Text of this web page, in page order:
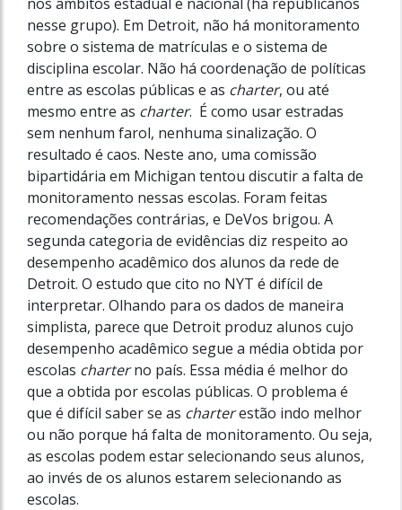
nesse grupo). Em Detroit, não há monitoramento
sobre o sistema de matrículas e o sistema de
disciplina escolar. Não há coordenação de políticas
entre as escolas públicas e as charter, ou até
mesmo entre as charter. É como usar estradas
sem nenhum farol, nenhuma sinalização. O
resultado é caos. Neste ano, uma comissão
bipartidária em Michigan tentou discutir a falta de
monitoramento nessas escolas. Foram feitas
recomendações contrárias, e DeVos brigou. A
segunda categoria de evidências diz respeito ao
desempenho acadêmico dos alunos da rede de
Detroit. O estudo que cito no NYT é difícil de
interpretar. Olhando para os dados de maneira
simplista, parece que Detroit produz alunos cujo
desempenho acadêmico segue a média obtida por
escolas charterno país. Essa média é melhor do
que a obtida por escolas públicas. O problema é
que é difícil saber se as charterestão indo melhor
ou não porque há falta de monitoramento. Ou seja,
as escolas podem estar selecionando seus alunos,
ao invés de os alunos estarem selecionando as
escolas.